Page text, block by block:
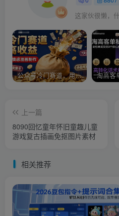
这家伙很懒，
公众号冷门赛道，用AI做情感漫画，7天开通流量主，操作简单，小白可玩
上一篇
8090回忆童年怀旧童趣儿童
游戏复古插画免抠图片素材
相关推荐